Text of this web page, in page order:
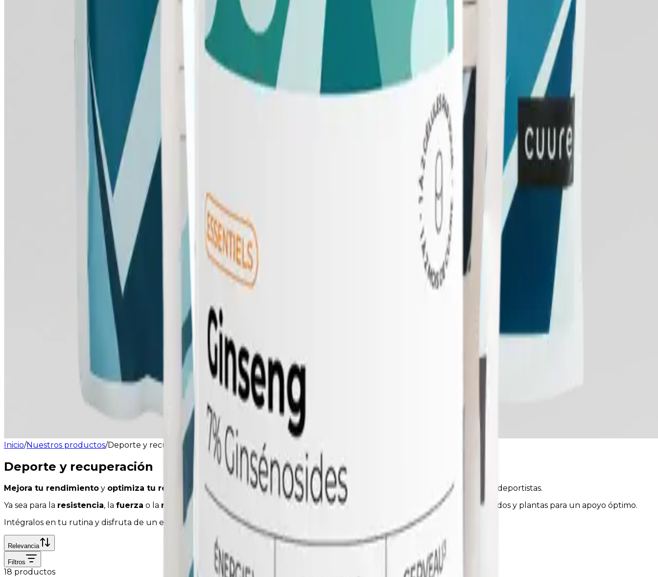
Inicio/Nuestros productos/Deporte y recuperación
Deporte y recuperación
Mejora tu rendimiento y optimiza tu recuperación
con complementos formulados para responder a las necesidades de los deportistas.
Ya sea para la resistencia, la fuerza o la recuperación muscular
, nuestras soluciones combinan vitaminas, minerales, aminoácidos y plantas para un apoyo óptimo.
Intégralos en tu rutina y disfruta de un enfoque científico para ir más lejos en tu práctica deportiva.
Relevancia
Filtros
18 productos